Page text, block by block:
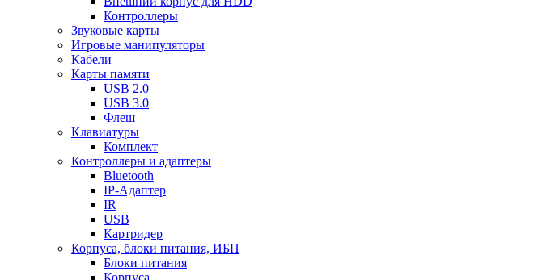
Контроллеры
Звуковые карты
Игровые манипуляторы
Кабели
Карты памяти
USB 2.0
USB 3.0
Флеш
Клавиатуры
Комплект
Контроллеры и адаптеры
Bluetooth
IP-Адаптер
IR
USB
Картридер
Корпуса, блоки питания, ИБП
Блоки питания
Корпуса